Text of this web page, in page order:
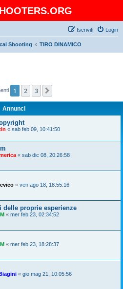
Login
Iscriviti
Shooting TIRO DINAMICO
1 2 3
Annunci
« sab feb 09, 10:41:50
« sab dic 08, 20:26:58
« ven ago 18, 18:55:16
delle proprie esperienze
« mer feb 23, 02:34:52
« mer feb 23, 18:28:37
« gio mag 21, 10:05:56